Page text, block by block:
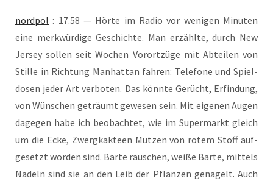
nord­pol : 17.58 — Hör­te im Radio vor weni­gen Minu­ten
eine merk­wür­di­ge Geschich­te. Man erzähl­te, durch New
Jer­sey sol­len seit Wochen Vor­ort­zü­ge mit Abtei­len von
Stil­le in Rich­tung Man­hat­tan fah­ren: Tele­fo­ne und Spiel­
do­sen jeder Art ver­bo­ten. Das könn­te Gerücht, Erfin­dung,
von Wün­schen geträumt gewe­sen sein. Mit eige­nen Augen
dage­gen habe ich beob­ach­tet, wie im Super­markt gleich
um die Ecke, Zwerg­kak­teen Müt­zen von rotem Stoff auf­
ge­setzt wor­den sind. Bär­te rau­schen, wei­ße Bär­te, mit­tels
Nadeln sind sie an den Leib der Pflan­zen gena­gelt. Auch